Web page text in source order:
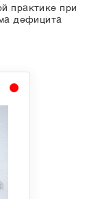
практике при
дефицита